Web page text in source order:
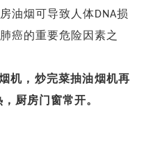
油烟可导致人体DNA损
癌的重要危险因素之
机，炒完菜抽油烟机再
厨房门窗常开。